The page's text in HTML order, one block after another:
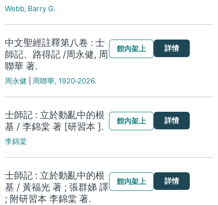
Webb, Barry G.
中文聖經註釋第八卷 : 士
師記、路得記 /周永健, 周
聯華 著.
周永健 周聯華, 1920-2026.
館內架上 詳情
士師記 : 立於動亂中的根
基 / 李錦棠 著 [研習本 ].
李錦棠
館內架上 詳情
士師記 : 立於動亂中的根
基 / 黃福光 著 ; 張群娣 譯
; 附研習本 李錦棠 著.
館內架上 詳情